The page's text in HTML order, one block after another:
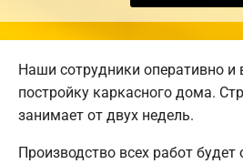
Наши сотрудники оперативно
постройку каркасного дома.
занимает от двух недель.
Производство всех работ будет